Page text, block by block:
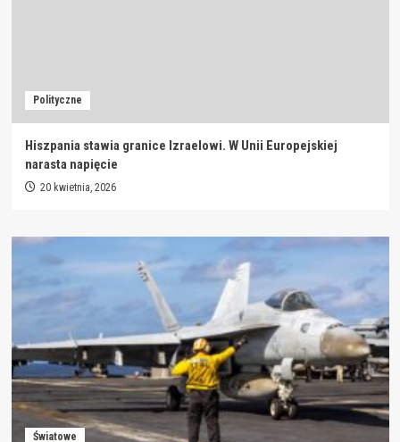
Polityczne
Hiszpania stawia granice Izraelowi. W Unii Europejskiej
narasta napięcie
20 kwietnia, 2026
Światowe